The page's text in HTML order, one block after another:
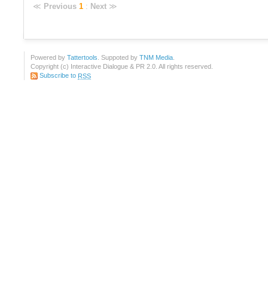
≪ Previous 1 : Next ≫
Powered by Tattertools . Suppoted by TNM Media
Copyright (c) Interactive Dialogue & PR 2.0. All rights reserved.
Subscribe to RSS